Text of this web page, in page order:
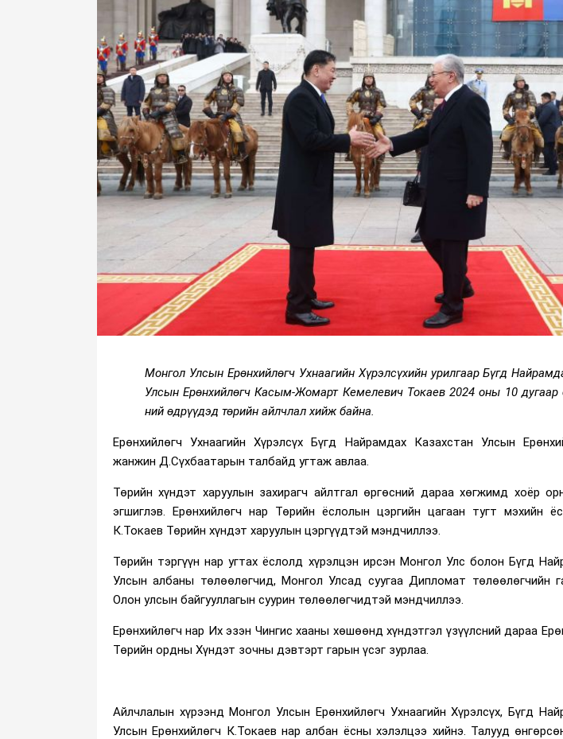
Монгол Улсын Ерөнхийлөгч Ухнаагийн Хүрэлсүхийн урилгаар Бүгд
Улсын Ерөнхийлөгч Касым-Жомарт Кемелевич Токаев 2024 оны 10 дугаар
ний өдрүүдэд төрийн айлчлал хийж байна.
Ерөнхийлөгч Ухнаагийн Хүрэлсүх Бүгд Найрамдах Казахстан Улсын
жанжин Д.Сүхбаатарын талбайд угтаж авлаа.
Төрийн хүндэт харуулын захирагч айлтгал өргөсний дараа хөгжимд хоёр
эгшиглэв. Ерөнхийлөгч нар Төрийн ёслолын цэргийн цагаан тугт мэхийн
К.Токаев Төрийн хүндэт харуулын цэргүүдтэй мэндчиллээ.
Төрийн тэргүүн нар угтах ёслолд хүрэлцэн ирсэн Монгол Улс болон Бүгд
Улсын албаны төлөөлөгчид, Монгол Улсад суугаа Дипломат төлөөлөгчийн
Олон улсын байгууллагын суурин төлөөлөгчидтэй мэндчиллээ.
Ерөнхийлөгч нар Их эзэн Чингис хааны хөшөөнд хүндэтгэл үзүүлсний дараа
Төрийн ордны Хүндэт зочны дэвтэрт гарын үсэг зурлаа.
Айлчлалын хүрээнд Монгол Улсын Ерөнхийлөгч Ухнаагийн Хүрэлсүх, Бүгд
Улсын Ерөнхийлөгч К.Токаев нар албан ёсны хэлэлцээ хийнэ. Талууд